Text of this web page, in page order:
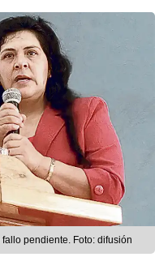
pendiente. Foto: difusión